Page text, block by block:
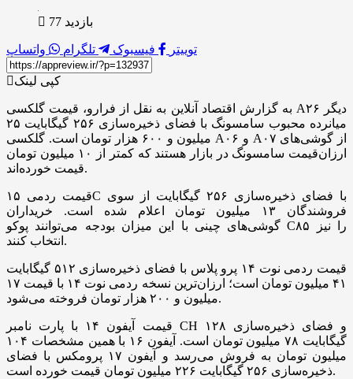
بازدید 77
توییتر فیسبوک تلگرام واتساپ
کپی لینک
به گزارش اقتصاد آنلاین به نقل از فرارو، قیمت گلکسی A۲۶ دیگر
میانرده محبوب سامسونگ با فضای ذخیره‌سازی ۲۵۶ گیگابایت ۲۵
میلیون و ۶۰۰ هزار تومان است. گلکسی A۰۶ و A۰۷ از گوشی‌های
ارزان‌قیمت سامسونگ در بازار هستند که کمتر از ۱۰ میلیون تومان
قیمت خورده‌اند.
قیمت ردمی ۱۵C با فضای ذخیره‌سازی ۲۵۶ گیگابایت از سوی
فروشندگان ۱۳ میلیون تومان اعلام شده است. خریداران
گوشی‌های چینی با این میزان بودجه می‌توانند پوکو C۸۵ را نیز
انتخاب کنند.
قیمت ردمی نوت ۱۴ پرو پلاس با فضای ذخیره‌سازی ۵۱۲ گیگابایت
۴۱ میلیون تومان است؛ ارزان‌ترین نسخه ردمی نوت ۱۴ با قیمت ۱۷
میلیون و ۲۰۰ هزار تومان فروخته می‌شود.
قیمت آیفون ۱۴ با پارت نامبر CH و فضای ذخیره‌سازی ۱۲۸
گیگابایت ۷۸ میلیون تومان است. آیفون ۱۶ با همین مشخصات ۱۰۴
میلیون تومان به فروش می‌رسد و آیفون ۱۷ پرومکس با فضای
ذخیره‌سازی ۲۵۶ گیگابایت ۲۲۶ میلیون تومان قیمت خورده است.